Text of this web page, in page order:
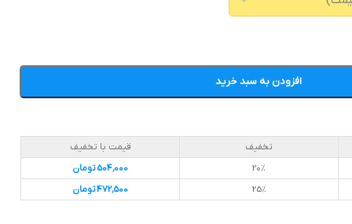
افزودن به سبد خرید
تخفیف
قیمت با تخفیف
20%
504,000تومان
25%
472,500تومان